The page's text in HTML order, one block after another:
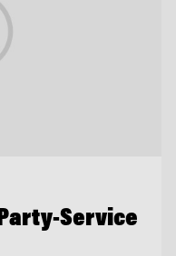
Service